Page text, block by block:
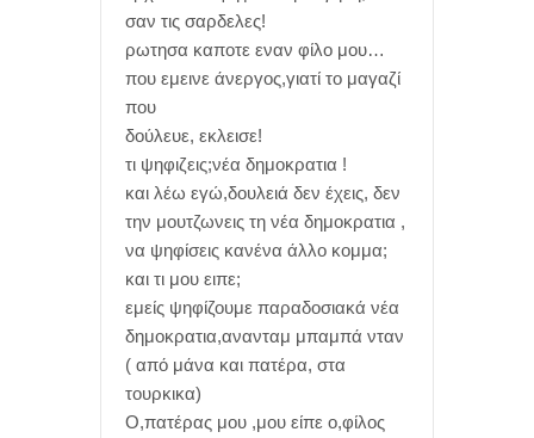
σαν τις σαρδελες!
ρωτησα καποτε εναν φίλο μου…
που εμεινε άνεργος,γιατί το μαγαζί
που
δούλευε, εκλεισε!
τι ψηφιζεις;νέα δημοκρατια !
και λέω εγώ,δουλειά δεν έχεις, δεν
την μουτζωνεις τη νέα δημοκρατια ,
να ψηφίσεις κανένα άλλο κομμα;
και τι μου ειπε;
εμείς ψηφίζουμε παραδοσιακά νέα
δημοκρατια,ανανταμ μπαμπά νταν
( από μάνα και πατέρα, στα
τουρκικα)
Ο,πατέρας μου ,μου είπε ο,φίλος